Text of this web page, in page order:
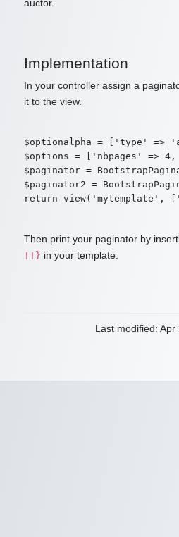
auctor.
Implementation
In your controller assign a
it to the view.
$optionalpha = ['type' =>
$options = ['nbpages' =>
$paginator =
$paginator2 =
Then print your paginator by
!!} in your template.
Last modified: Apr